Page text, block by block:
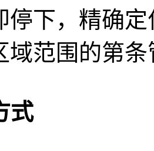
停下，精确
域范围的第
式